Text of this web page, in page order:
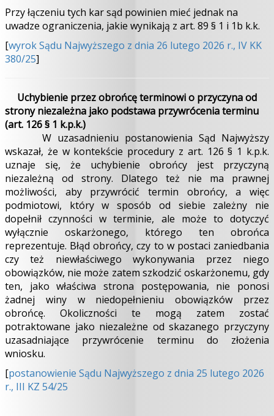
Przy łączeniu tych kar sąd powinien mieć jednak na
uwadze ograniczenia, jakie wynikają z art. 89 § 1 i 1b k.k.
[wyrok Sądu Najwyższego z dnia 26 lutego 2026 r., IV KK
380/25]
Uchybienie przez obrońcę terminowi o przyczyna od
strony niezależna jako podstawa przywrócenia terminu
(art. 126 § 1 k.p.k.)
W uzasadnieniu postanowienia Sąd Najwyższy
wskazał, że w kontekście procedury z art. 126 § 1 k.p.k.
uznaje się, że uchybienie obrońcy jest przyczyną
niezależną od strony. Dlatego też nie ma prawnej
możliwości, aby przywrócić termin obrońcy, a więc
podmiotowi, który w sposób od siebie zależny nie
dopełnił czynności w terminie, ale może to dotyczyć
wyłącznie oskarżonego, którego ten obrońca
reprezentuje. Błąd obrońcy, czy to w postaci zaniedbania
czy też niewłaściwego wykonywania przez niego
obowiązków, nie może zatem szkodzić oskarżonemu, gdy
ten, jako właściwa strona postępowania, nie ponosi
żadnej winy w niedopełnieniu obowiązków przez
obrońcę. Okoliczności te mogą zatem zostać
potraktowane jako niezależne od skazanego przyczyny
uzasadniające przywrócenie terminu do złożenia
wniosku.
[postanowienie Sądu Najwyższego z dnia 25 lutego 2026
r., III KZ 54/25